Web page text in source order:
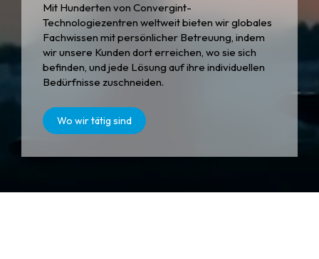
Mit Hunderten von Convergint-
Technologiezentren weltweit bieten wir globales
Fachwissen mit persönlicher Betreuung, indem
wir unsere Kunden dort erreichen, wo sie sich
befinden, und jede Lösung auf ihre individuellen
Bedürfnisse zuschneiden.
Wo wir tätig sind